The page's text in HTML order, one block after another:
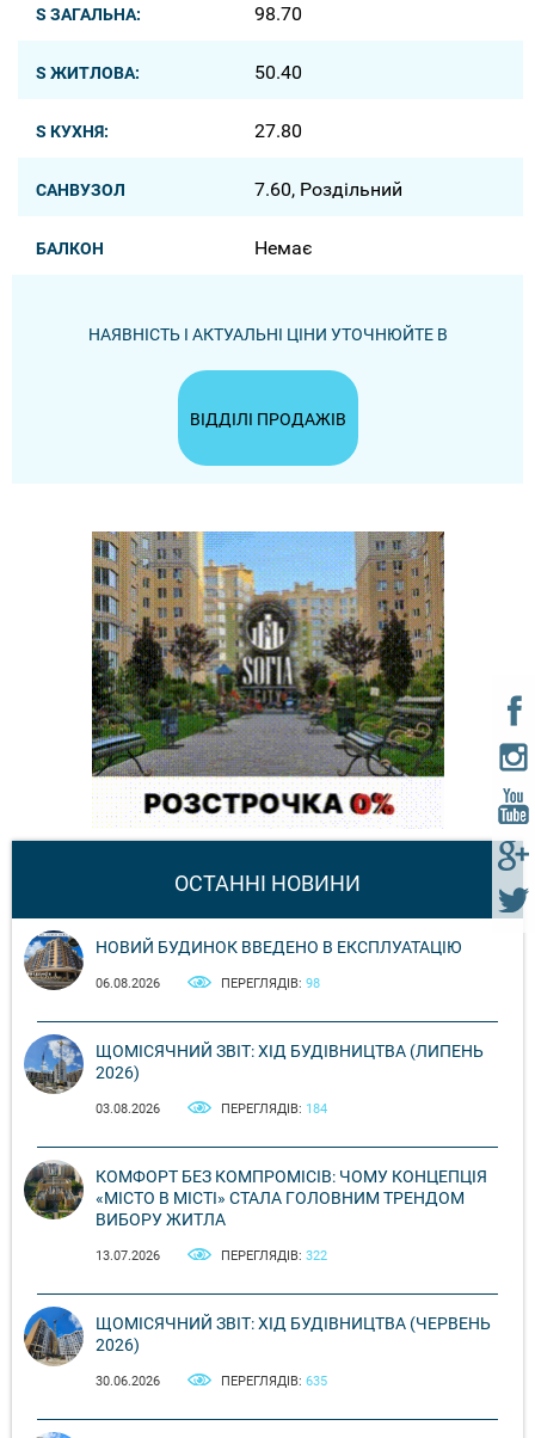
S ЗАГАЛЬНА: 98.70
S ЖИТЛОВА: 50.40
S КУХНЯ: 27.80
САНВУЗОЛ 7.60, Роздільний
БАЛКОН Немає
НАЯВНІСТЬ І АКТУАЛЬНІ ЦІНИ УТОЧНЮЙТЕ В
ВІДДІЛІ ПРОДАЖІВ
ОСТАННІ НОВИНИ
НОВИЙ БУДИНОК ВВЕДЕНО В ЕКСПЛУАТАЦІЮ
06.08.2026 ПЕРЕГЛЯДІВ: 98
ЩОМІСЯЧНИЙ ЗВІТ: ХІД БУДІВНИЦТВА (ЛИПЕНЬ
2026)
03.08.2026 ПЕРЕГЛЯДІВ: 184
КОМФОРТ БЕЗ КОМПРОМІСІВ: ЧОМУ КОНЦЕПЦІЯ
«МІСТО В МІСТІ» СТАЛА ГОЛОВНИМ ТРЕНДОМ
ВИБОРУ ЖИТЛА
13.07.2026 ПЕРЕГЛЯДІВ: 322
ЩОМІСЯЧНИЙ ЗВІТ: ХІД БУДІВНИЦТВА (ЧЕРВЕНЬ
2026)
30.06.2026 ПЕРЕГЛЯДІВ: 635